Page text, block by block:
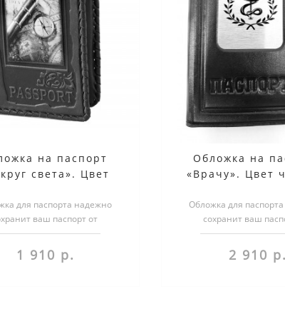
на паспорт
света». Цвет
для паспорта надежно
ваш паспорт от
Более того, обложка
несет в себе н..
1 910 р.
Обложка на
«Врачу». Цвет
Обложка для
сохранит ваш
повреждений. Более
несет в себе н..
2 910 р.